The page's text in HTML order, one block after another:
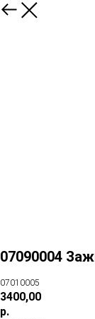
07090004
07010005
3400,00
р.